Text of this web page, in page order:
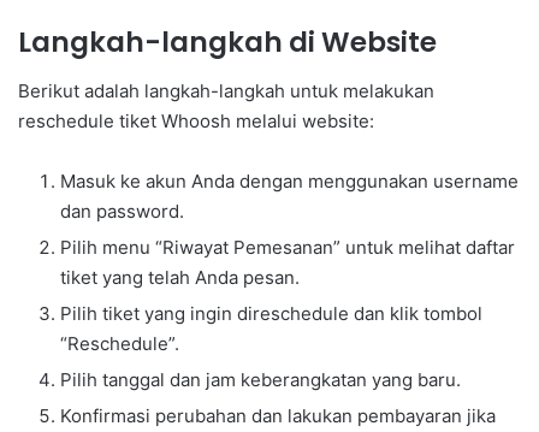
Langkah-langkah di Website
Berikut adalah langkah-langkah untuk melakukan
reschedule tiket Whoosh melalui website:
Masuk ke akun Anda dengan menggunakan username
dan password.
Pilih menu “Riwayat Pemesanan” untuk melihat daftar
tiket yang telah Anda pesan.
Pilih tiket yang ingin direschedule dan klik tombol
“Reschedule”.
Pilih tanggal dan jam keberangkatan yang baru.
Konfirmasi perubahan dan lakukan pembayaran jika